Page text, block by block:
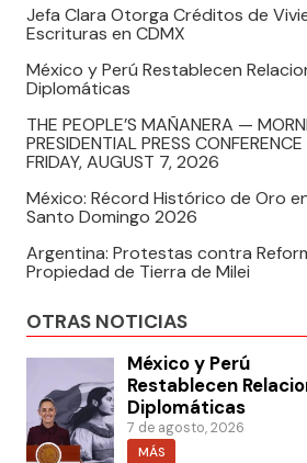
Jefa Clara Otorga Créditos de
Escrituras en CDMX
México y Perú Restablecen
Diplomáticas
THE PEOPLE’S MAÑANERA —
PRESIDENTIAL PRESS
FRIDAY, AUGUST 7, 2026
México: Récord Histórico de Oro
Santo Domingo 2026
Argentina: Protestas contra
Propiedad de Tierra de Milei
OTRAS NOTICIAS
México y Perú
Restablecen
Diplomáticas
7 de agosto, 2026
MÁS